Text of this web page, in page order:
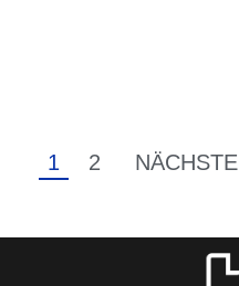
1 2 NÄCHSTE